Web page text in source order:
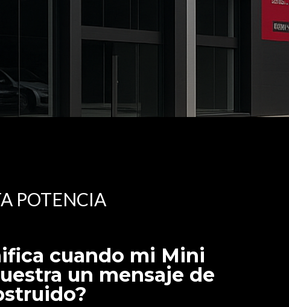
POTENCIA
cuando mi Mini
un mensaje de